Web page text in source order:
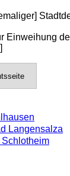
Einweihung
Langensalza